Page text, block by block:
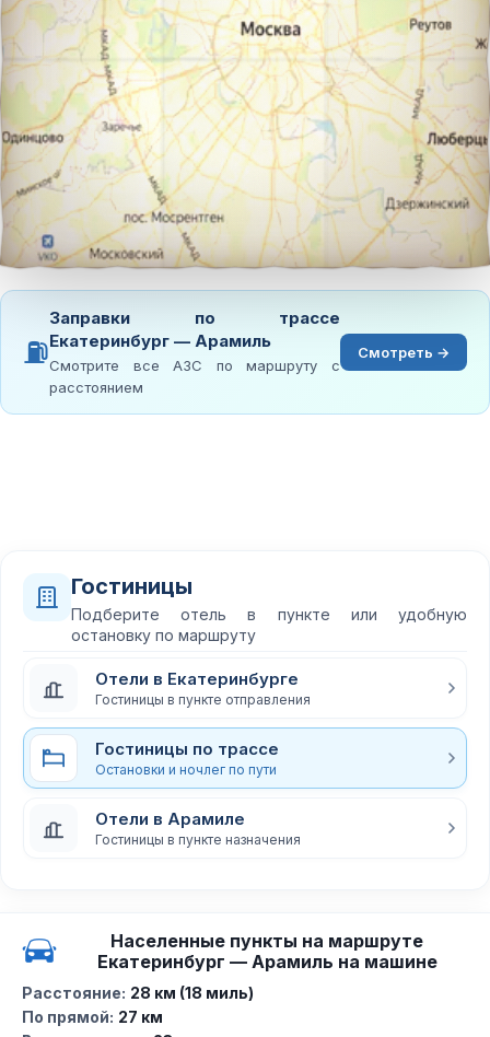
⛽
Заправки по трассе
Екатеринбург — Арамиль
Смотрите все АЗС по маршруту с
расстоянием
Смотреть →
Гостиницы
Подберите отель в пункте или удобную
остановку по маршруту
Отели в Екатеринбурге
Гостиницы в пункте отправления
Гостиницы по трассе
Остановки и ночлег по пути
Отели в Арамиле
Гостиницы в пункте назначения
Населенные пункты на маршруте
Екатеринбург — Арамиль на машине
Расстояние: 28 км (18 миль)
По прямой: 27 км